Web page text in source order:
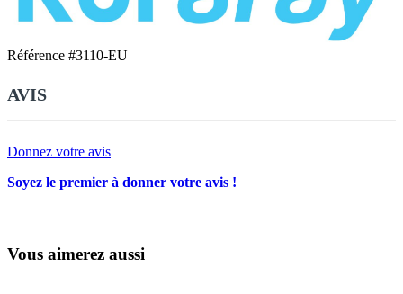
Référence #3110-EU
AVIS
Donnez votre avis
Soyez le premier à donner votre avis !
Vous aimerez aussi